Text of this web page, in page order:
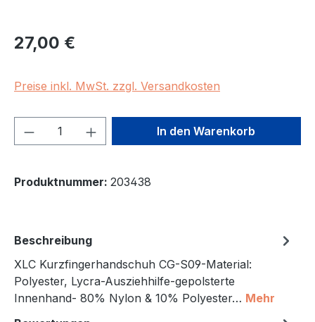
Regulärer Preis:
27,00 €
Preise inkl. MwSt. zzgl. Versandkosten
Produkt Anzahl: Gib denIn den Warenkorb
Produktnummer: 203438
Beschreibung
XLC Kurzfingerhandschuh CG-S09-Material:
Polyester, Lycra-Ausziehhilfe-gepolsterte
Innenhand- 80% Nylon & 10% Polyester… Mehr